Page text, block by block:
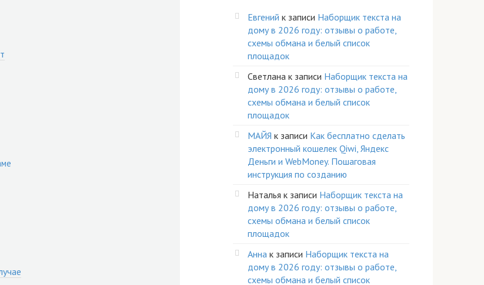
Евгений к записи Наборщик текста на
дому в 2026 году: отзывы о работе,
схемы обмана и белый список
площадок
Светлана к записи Наборщик текста на
дому в 2026 году: отзывы о работе,
схемы обмана и белый список
площадок
МАЙЯ к записи Как бесплатно сделать
электронный кошелек Qiwi, Яндекс
Деньги и WebMoney. Пошаговая
инструкция по созданию
Наталья к записи Наборщик текста на
дому в 2026 году: отзывы о работе,
схемы обмана и белый список
площадок
Анна к записи Наборщик текста на
дому в 2026 году: отзывы о работе,
схемы обмана и белый список